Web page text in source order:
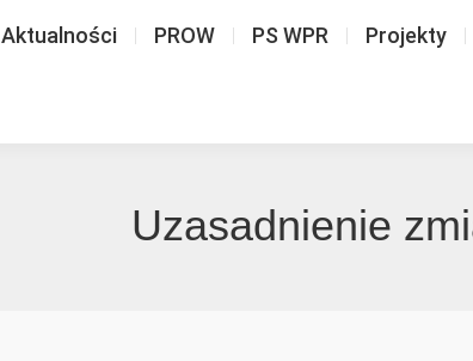
Aktualności PROW PS WPR Projekty
Uzasadnienie